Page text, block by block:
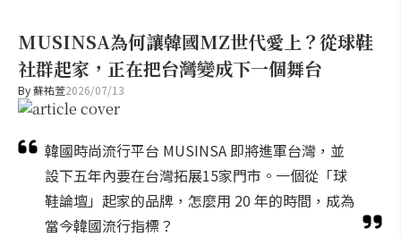
MUSINSA為何讓韓國MZ世代愛上？從球鞋
社群起家，正在把台灣變成下一個舞台
By蘇祐萱2026/07/13
韓國時尚流行平台 MUSINSA 即將進軍台灣，並
設下五年內要在台灣拓展15家門市。一個從「球
鞋論壇」起家的品牌，怎麼用 20 年的時間，成為
當今韓國流行指標？